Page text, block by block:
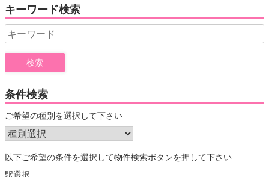
キーワード検索
Search
for:
条件検索
ご希望の種別を選択して下さい
以下ご希望の条件を選択して物件検索ボタンを押して下さい
駅選択